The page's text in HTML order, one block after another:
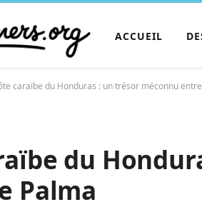
ACCUEIL
caraïbe du Honduras : un trésor méconnu
du
Palma